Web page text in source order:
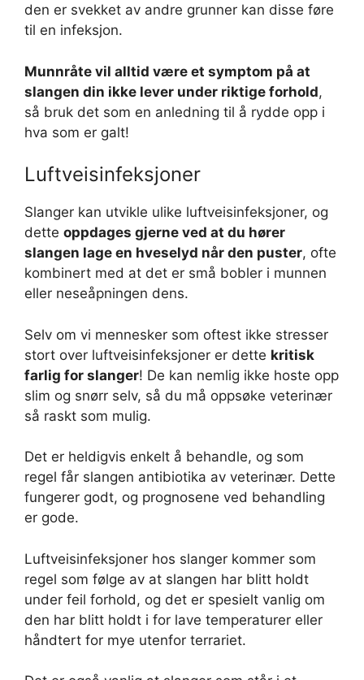
den er svekket av andre grunner kan disse føre
til en infeksjon.
Munnråte vil alltid være et symptom på at
slangen din ikke lever under riktige forhold,
så bruk det som en anledning til å rydde opp i
hva som er galt!
Luftveisinfeksjoner
Slanger kan utvikle ulike luftveisinfeksjoner, og
dette oppdages gjerne ved at du hører
slangen lage en hveselyd når den puster, ofte
kombinert med at det er små bobler i munnen
eller neseåpningen dens.
Selv om vi mennesker som oftest ikke stresser
stort over luftveisinfeksjoner er dette kritisk
farlig for slanger! De kan nemlig ikke hoste opp
slim og snørr selv, så du må oppsøke veterinær
så raskt som mulig.
Det er heldigvis enkelt å behandle, og som
regel får slangen antibiotika av veterinær. Dette
fungerer godt, og prognosene ved behandling
er gode.
Luftveisinfeksjoner hos slanger kommer som
regel som følge av at slangen har blitt holdt
under feil forhold, og det er spesielt vanlig om
den har blitt holdt i for lave temperaturer eller
håndtert for mye utenfor terrariet.